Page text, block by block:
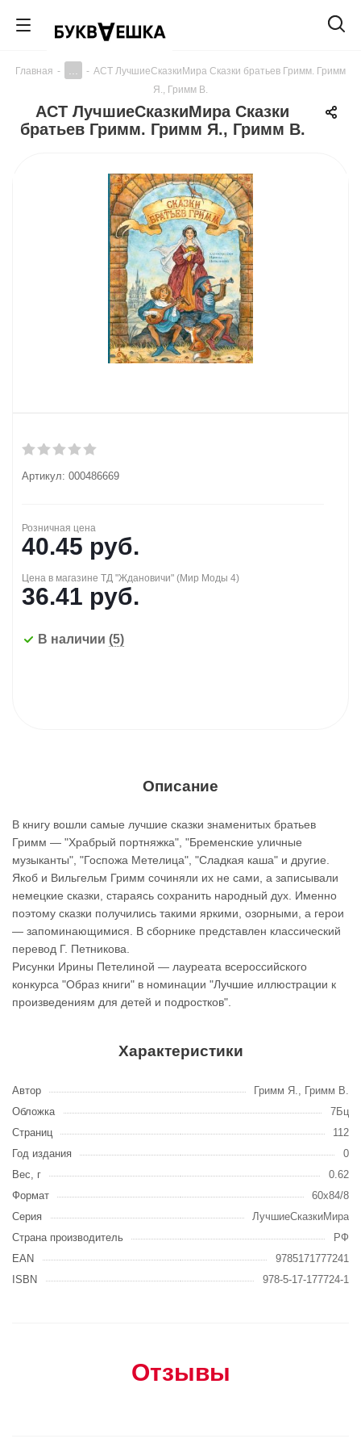
Главная - - АСТ ЛучшиеСказкиМира Сказки братьев Гримм. Гримм
Я., Гримм В.
АСТ ЛучшиеСказкиМира Сказки
братьев Гримм. Гримм Я., Гримм В.
Артикул: 000486669
Розничная цена
40.45 руб.
Цена в магазине ТД "Ждановичи" (Мир Моды 4)
36.41 руб.
В наличии (5)
Описание
В книгу вошли самые лучшие сказки знаменитых братьев
Гримм — "Храбрый портняжка", "Бременские уличные
музыканты", "Госпожа Метелица", "Сладкая каша" и другие.
Якоб и Вильгельм Гримм сочиняли их не сами, а записывали
немецкие сказки, стараясь сохранить народный дух. Именно
поэтому сказки получились такими яркими, озорными, а герои
— запоминающимися. В сборнике представлен классический
перевод Г. Петникова.
Рисунки Ирины Петелиной — лауреата всероссийского
конкурса "Образ книги" в номинации "Лучшие иллюстрации к
произведениям для детей и подростков".
Характеристики
Автор
Гримм Я., Гримм В.
Обложка
7Бц
Страниц
112
Год издания
0
Вес, г
0.62
Формат
60x84/8
Серия
ЛучшиеСказкиМира
Страна производитель
РФ
EAN
9785171777241
ISBN
978-5-17-177724-1
Отзывы